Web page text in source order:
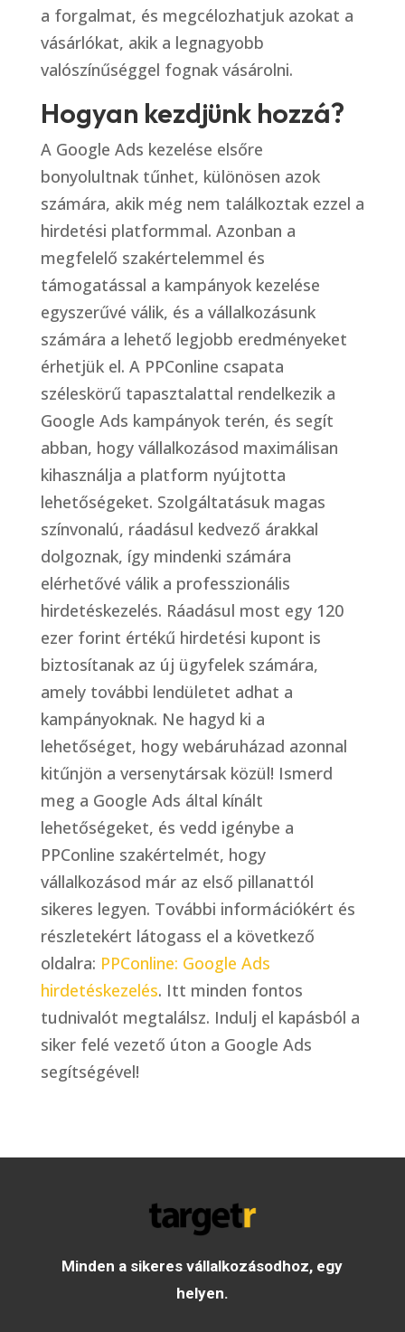
a forgalmat, és megcélozhatjuk azokat a
vásárlókat, akik a legnagyobb
valószínűséggel fognak vásárolni.
Hogyan kezdjünk hozzá?
A Google Ads kezelése elsőre
bonyolultnak tűnhet, különösen azok
számára, akik még nem találkoztak ezzel a
hirdetési platformmal. Azonban a
megfelelő szakértelemmel és
támogatással a kampányok kezelése
egyszerűvé válik, és a vállalkozásunk
számára a lehető legjobb eredményeket
érhetjük el. A PPConline csapata
széleskörű tapasztalattal rendelkezik a
Google Ads kampányok terén, és segít
abban, hogy vállalkozásod maximálisan
kihasználja a platform nyújtotta
lehetőségeket. Szolgáltatásuk magas
színvonalú, ráadásul kedvező árakkal
dolgoznak, így mindenki számára
elérhetővé válik a professzionális
hirdetéskezelés. Ráadásul most egy 120
ezer forint értékű hirdetési kupont is
biztosítanak az új ügyfelek számára,
amely további lendületet adhat a
kampányoknak. Ne hagyd ki a
lehetőséget, hogy webáruházad azonnal
kitűnjön a versenytársak közül! Ismerd
meg a Google Ads által kínált
lehetőségeket, és vedd igénybe a
PPConline szakértelmét, hogy
vállalkozásod már az első pillanattól
sikeres legyen. További információkért és
részletekért látogass el a következő
oldalra: PPConline: Google Ads
hirdetéskezelés. Itt minden fontos
tudnivalót megtalálsz. Indulj el kapásból a
siker felé vezető úton a Google Ads
segítségével!
Minden a sikeres vállalkozásodhoz, egy
helyen.